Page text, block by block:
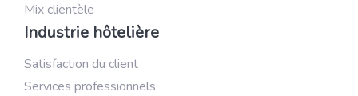
Mix clientèle
Industrie hôtelière
Satisfaction du client
Services professionnels